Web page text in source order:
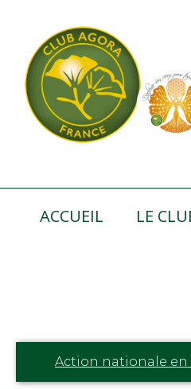
ACCUEIL LE
Action nationale en